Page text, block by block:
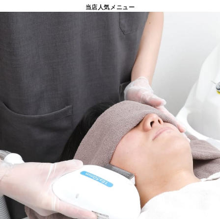
当店人気メニュー